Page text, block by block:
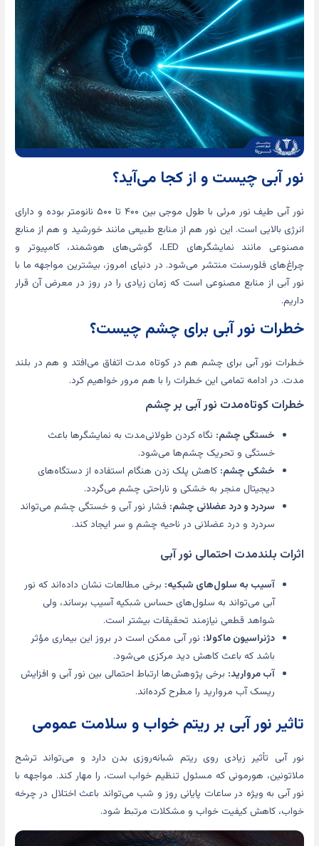
نور آبی چیست و از کجا می‌آید؟
نور آبی طیف نور مرئی با طول موجی بین ۴۰۰ تا ۵۰۰ نانومتر بوده و دارای
انرژی بالایی است. این نور هم از منابع طبیعی مانند خورشید و هم از منابع
مصنوعی مانند نمایشگرهای LED، گوشی‌های هوشمند، کامپیوتر و
چراغ‌های فلورسنت منتشر می‌شود. در دنیای امروز، بیشترین مواجهه ما با
نور آبی از منابع مصنوعی است که زمان زیادی را در روز در معرض آن قرار
داریم.
خطرات نور آبی برای چشم چیست؟
خطرات نور آبی برای چشم هم در کوتاه مدت اتفاق می‌افتد و هم در بلند
مدت. در ادامه تمامی این خطرات را با هم مرور خواهیم کرد.
خطرات کوتاه‌مدت نور آبی بر چشم
خستگی چشم: نگاه کردن طولانی‌مدت به نمایشگرها باعث
خستگی و تحریک چشم‌ها می‌شود.
خشکی چشم: کاهش پلک زدن هنگام استفاده از دستگاه‌های
دیجیتال منجر به خشکی و ناراحتی چشم می‌گردد.
سردرد و درد عضلانی چشم: فشار نور آبی و خستگی چشم می‌تواند
سردرد و درد عضلانی در ناحیه چشم و سر ایجاد کند.
اثرات بلندمدت احتمالی نور آبی
آسیب به سلول‌های شبکیه: برخی مطالعات نشان داده‌اند که نور
آبی می‌تواند به سلول‌های حساس شبکیه آسیب برساند، ولی
شواهد قطعی نیازمند تحقیقات بیشتر است.
دژنراسیون ماکولا: نور آبی ممکن است در بروز این بیماری مؤثر
باشد که باعث کاهش دید مرکزی می‌شود.
آب مروارید: برخی پژوهش‌ها ارتباط احتمالی بین نور آبی و افزایش
ریسک آب مروارید را مطرح کرده‌اند.
تاثیر نور آبی بر ریتم خواب و سلامت عمومی
نور آبی تأثیر زیادی روی ریتم شبانه‌روزی بدن دارد و می‌تواند ترشح
ملاتونین، هورمونی که مسئول تنظیم خواب است، را مهار کند. مواجهه با
نور آبی به ویژه در ساعات پایانی روز و شب می‌تواند باعث اختلال در چرخه
خواب، کاهش کیفیت خواب و مشکلات مرتبط شود.